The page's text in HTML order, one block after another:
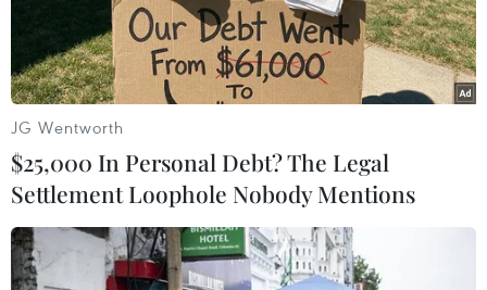
Australia và UAE đang là hai đội tuyển có cơ hội tiếp
bước chủ nhà Qatar để giành quyền vào chơi tại vòng
1/8 Asian Cup 2023 sớm một lượt trận.
JG Wentworth
$25,000 In Personal Debt? The Legal
Settlement Loophole Nobody Mentions